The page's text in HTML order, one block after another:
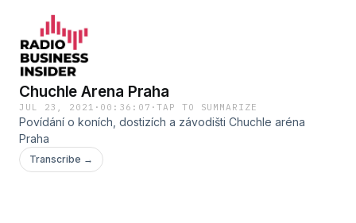
Chuchle Arena Praha
JUL 23, 2021 · 00:36:07 ·TAP TO SUMMARIZE
Povídání o koních, dostizích a závodišti Chuchle aréna
Praha
Transcribe →